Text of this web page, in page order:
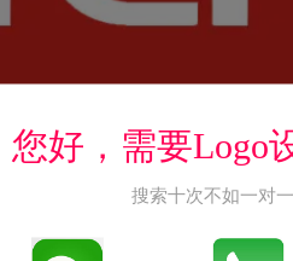
您好，需要Logo
搜索十次不如一对